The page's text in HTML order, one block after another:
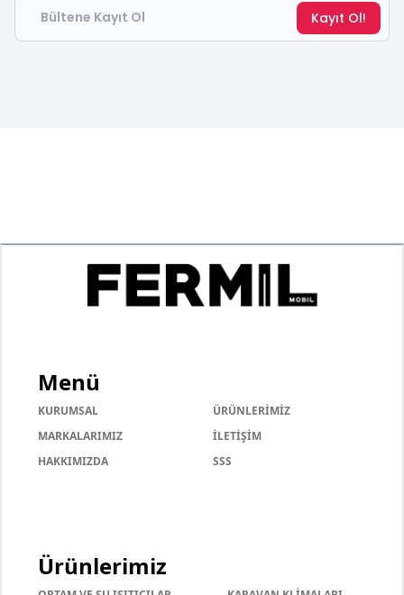
Kayıt Ol!
Menü
KURUMSAL
ÜRÜNLERİMİZ
MARKALARIMIZ
İLETİŞİM
HAKKIMIZDA
SSS
Ürünlerimiz